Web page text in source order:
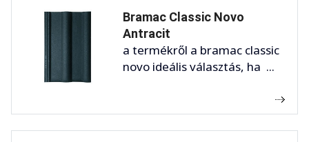
Bramac Classic Novo
Antracit
a termékről a bramac classic
novo ideális választás, ha ...